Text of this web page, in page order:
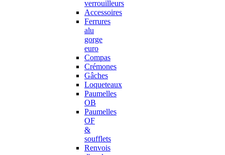
verrouilleurs
Accessoires
Ferrures
alu
gorge
euro
Compas
Crémones
Gâches
Loqueteaux
Paumelles
OB
Paumelles
OF
&
soufflets
Renvois